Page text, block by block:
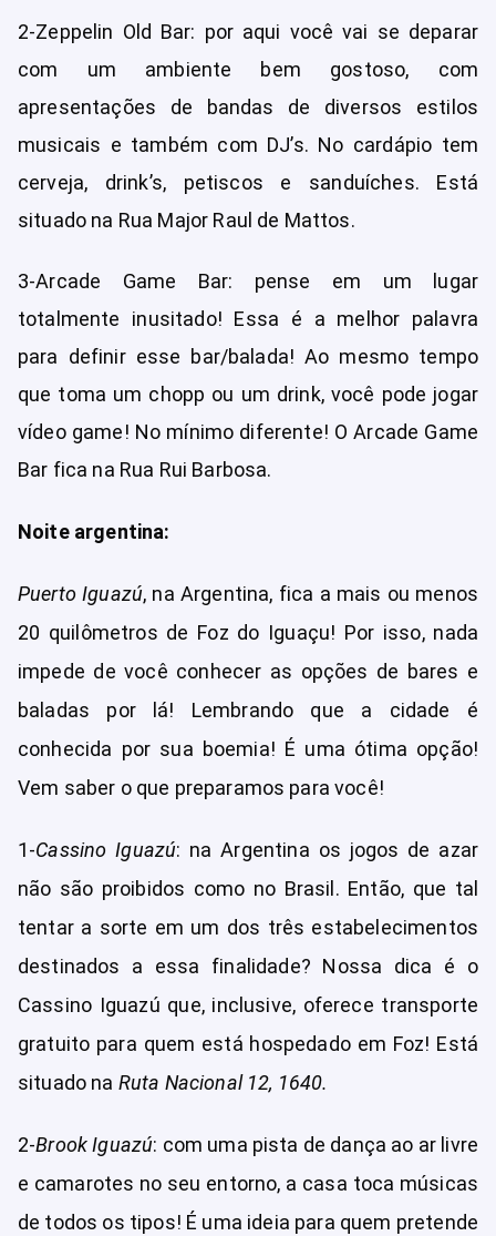
2-Zeppelin Old Bar: por aqui você vai se deparar
com um ambiente bem gostoso, com
apresentações de bandas de diversos estilos
musicais e também com DJ’s. No cardápio tem
cerveja, drink’s, petiscos e sanduíches. Está
situado na Rua Major Raul de Mattos.
3-Arcade Game Bar: pense em um lugar
totalmente inusitado! Essa é a melhor palavra
para definir esse bar/balada! Ao mesmo tempo
que toma um chopp ou um drink, você pode jogar
vídeo game! No mínimo diferente! O Arcade Game
Bar fica na Rua Rui Barbosa.
Noite argentina:
Puerto Iguazú, na Argentina, fica a mais ou menos
20 quilômetros de Foz do Iguaçu! Por isso, nada
impede de você conhecer as opções de bares e
baladas por lá! Lembrando que a cidade é
conhecida por sua boemia! É uma ótima opção!
Vem saber o que preparamos para você!
1-Cassino Iguazú: na Argentina os jogos de azar
não são proibidos como no Brasil. Então, que tal
tentar a sorte em um dos três estabelecimentos
destinados a essa finalidade? Nossa dica é o
Cassino Iguazú que, inclusive, oferece transporte
gratuito para quem está hospedado em Foz! Está
situado na Ruta Nacional 12, 1640.
2-Brook Iguazú: com uma pista de dança ao ar livre
e camarotes no seu entorno, a casa toca músicas
de todos os tipos! É uma ideia para quem pretende